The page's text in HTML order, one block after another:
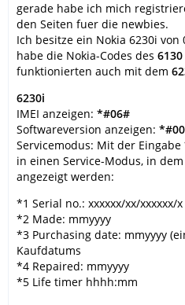
gerade habe ich mich
den Seiten fuer die newbies.
Ich besitze ein Nokia 6230i von
habe die Nokia-Codes des 6130
funktionierten auch mit dem
6230i
IMEI anzeigen: *#06#
Softwareversion anzeigen:
Servicemodus: Mit der Eingabe
in einen Service-Modus, in
angezeigt werden:
*1 Serial no.: xxxxxx/xx/xxxxxx/
*2 Made: mmyyyy
*3 Purchasing date: mmyyyy
Kaufdatums
*4 Repaired: mmyyyy
*5 Life timer hhhh:mm